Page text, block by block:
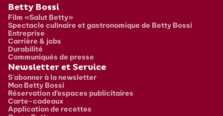
Pied de page
Betty Bossi
Film «Salut Betty»
Spectacle culinaire et gastronomique de Betty Bossi
Entreprise
Carrière & jobs
Durabilité
Communiqués de presse
Newsletter et Service
S'abonner à la newsletter
Mon Betty Bossi
Réservation d’espaces publicitaires
Carte-cadeaux
Application de recettes